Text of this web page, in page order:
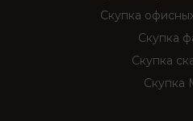
Скупка
Скупка
Скупка